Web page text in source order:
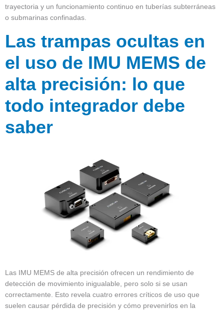
trayectoria y un funcionamiento continuo en tuberías subterráneas
o submarinas confinadas.
Las trampas ocultas en
el uso de IMU MEMS de
alta precisión: lo que
todo integrador debe
saber
Las IMU MEMS de alta precisión ofrecen un rendimiento de
detección de movimiento inigualable, pero solo si se usan
correctamente. Esto revela cuatro errores críticos de uso que
suelen causar pérdida de precisión y cómo prevenirlos en la